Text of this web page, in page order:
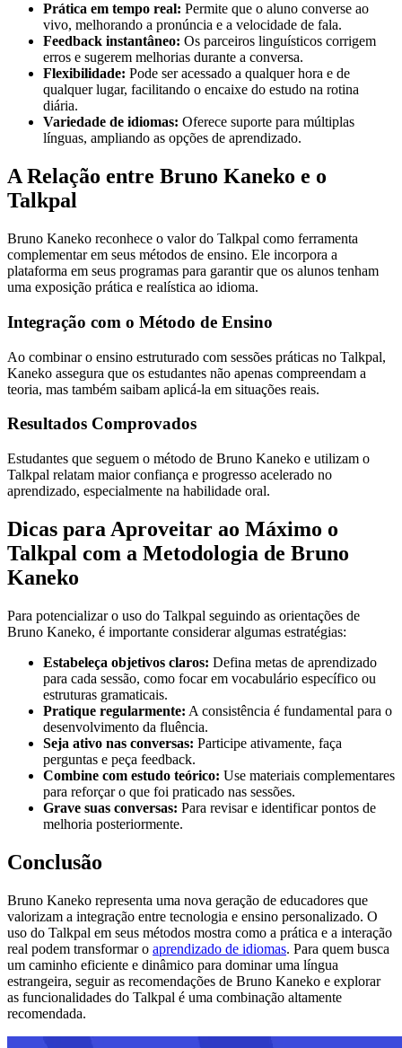
Prática em tempo real: Permite que o aluno converse ao
vivo, melhorando a pronúncia e a velocidade de fala.
Feedback instantâneo: Os parceiros linguísticos corrigem
erros e sugerem melhorias durante a conversa.
Flexibilidade: Pode ser acessado a qualquer hora e de
qualquer lugar, facilitando o encaixe do estudo na rotina
diária.
Variedade de idiomas: Oferece suporte para múltiplas
línguas, ampliando as opções de aprendizado.
A Relação entre Bruno Kaneko e o
Talkpal
Bruno Kaneko reconhece o valor do Talkpal como ferramenta
complementar em seus métodos de ensino. Ele incorpora a
plataforma em seus programas para garantir que os alunos tenham
uma exposição prática e realística ao idioma.
Integração com o Método de Ensino
Ao combinar o ensino estruturado com sessões práticas no Talkpal,
Kaneko assegura que os estudantes não apenas compreendam a
teoria, mas também saibam aplicá-la em situações reais.
Resultados Comprovados
Estudantes que seguem o método de Bruno Kaneko e utilizam o
Talkpal relatam maior confiança e progresso acelerado no
aprendizado, especialmente na habilidade oral.
Dicas para Aproveitar ao Máximo o
Talkpal com a Metodologia de Bruno
Kaneko
Para potencializar o uso do Talkpal seguindo as orientações de
Bruno Kaneko, é importante considerar algumas estratégias:
Estabeleça objetivos claros: Defina metas de aprendizado
para cada sessão, como focar em vocabulário específico ou
estruturas gramaticais.
Pratique regularmente: A consistência é fundamental para o
desenvolvimento da fluência.
Seja ativo nas conversas: Participe ativamente, faça
perguntas e peça feedback.
Combine com estudo teórico: Use materiais complementares
para reforçar o que foi praticado nas sessões.
Grave suas conversas: Para revisar e identificar pontos de
melhoria posteriormente.
Conclusão
Bruno Kaneko representa uma nova geração de educadores que
valorizam a integração entre tecnologia e ensino personalizado. O
uso do Talkpal em seus métodos mostra como a prática e a interação
real podem transformar o aprendizado de idiomas. Para quem busca
um caminho eficiente e dinâmico para dominar uma língua
estrangeira, seguir as recomendações de Bruno Kaneko e explorar
as funcionalidades do Talkpal é uma combinação altamente
recomendada.